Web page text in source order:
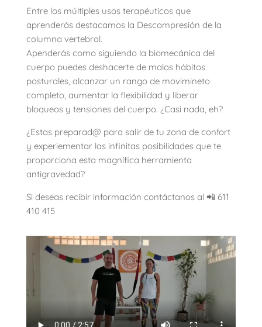
Entre los múltiples usos terapéuticos que
aprenderás destacamos la Descompresión de la
columna vertebral.
Apenderás como siguiendo la biomecánica del
cuerpo puedes deshacerte de malos hábitos
posturales, alcanzar un rango de movimineto
completo, aumentar la flexibilidad y liberar
bloqueos y tensiones del cuerpo. ¿Casi nada, eh?
¿Estas preparad@ para salir de tu zona de confort
y experiementar las infinitas posibilidades que te
proporciona esta magnífica herramienta
antigravedad?
Si deseas recibir información contáctanos al 📲 611
410 415